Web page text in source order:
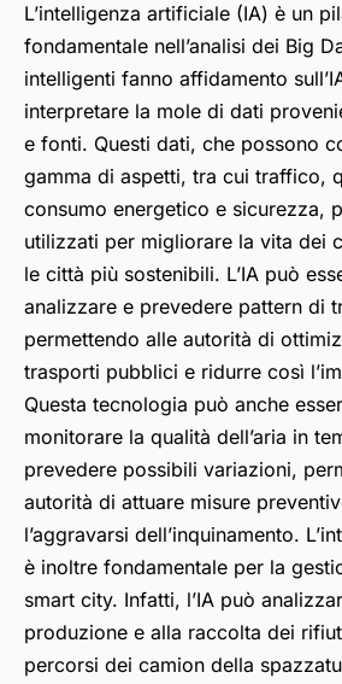
L’intelligenza artificiale (IA) è un
fondamentale nell’analisi dei Big
intelligenti fanno affidamento
interpretare la mole di dati
e fonti. Questi dati, che possono
gamma di aspetti, tra cui traffico,
consumo energetico e sicurezza,
utilizzati per migliorare la vita dei
le città più sostenibili. L’IA può
analizzare e prevedere pattern di
permettendo alle autorità di
trasporti pubblici e ridurre così
Questa tecnologia può anche
monitorare la qualità dell’aria in
prevedere possibili variazioni,
autorità di attuare misure
l’aggravarsi dell’inquinamento.
è inoltre fondamentale per la
smart city. Infatti, l’IA può
produzione e alla raccolta dei
percorsi dei camion della